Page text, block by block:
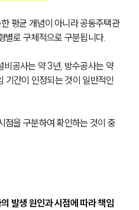
평균 개념이 아니라 공동주택관
별로 구체적으로 구분됩니다.
비공사는 약 3년, 방수공사는 약
기간이 인정되는 것이 일반적인
점을 구분하여 확인하는 것이 중
발생 원인과 시점에 따라 책임